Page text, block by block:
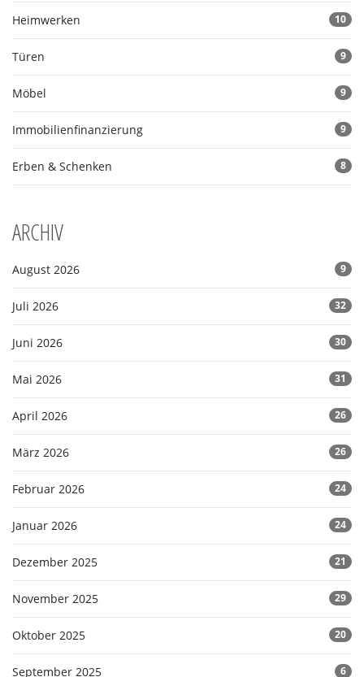
Heimwerken 10
Türen 9
Möbel 9
Immobilienfinanzierung 9
Erben & Schenken 8
ARCHIV
August 2026 9
Juli 2026 32
Juni 2026 30
Mai 2026 31
April 2026 26
März 2026 26
Februar 2026 24
Januar 2026 24
Dezember 2025 21
November 2025 29
Oktober 2025 20
September 2025 6